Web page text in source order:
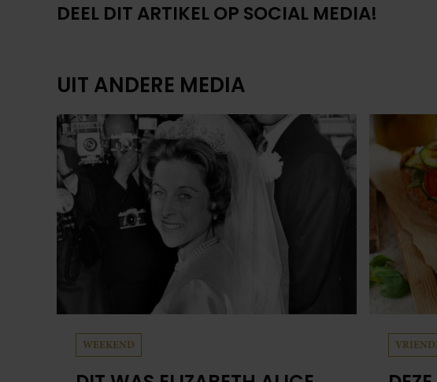
DEEL DIT ARTIKEL OP SOCIAL MEDIA!
UIT ANDERE MEDIA
WEEKEND